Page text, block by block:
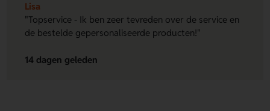
Lisa
"Topservice - Ik ben zeer tevreden over de service en
de bestelde gepersonaliseerde producten!"
14 dagen geleden